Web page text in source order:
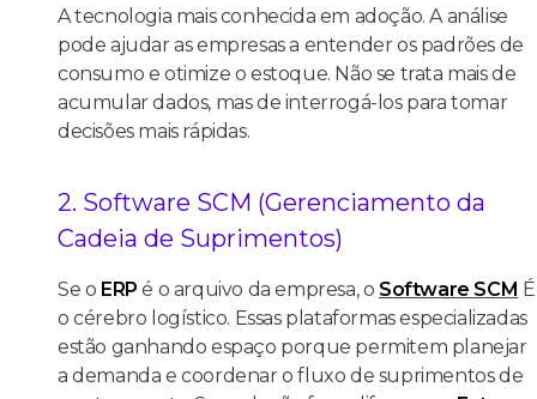
A tecnologia mais conhecida em adoção. A análise
pode ajudar as empresas a entender os padrões de
consumo e otimize o estoque. Não se trata mais de
acumular dados, mas de interrogá-los para tomar
decisões mais rápidas.
2. Software SCM (Gerenciamento da
Cadeia de Suprimentos)
Se o ERP é o arquivo da empresa, o Software SCM É
o cérebro logístico. Essas plataformas especializadas
estão ganhando espaço porque permitem planejar
a demanda e coordenar o fluxo de suprimentos de